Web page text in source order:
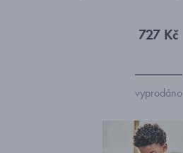
727 Kč
vyprodáno